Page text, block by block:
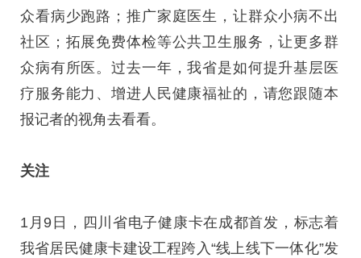
众看病少跑路；推广家庭医生，让群众小病不出
社区；拓展免费体检等公共卫生服务，让更多群
众病有所医。过去一年，我省是如何提升基层医
疗服务能力、增进人民健康福祉的，请您跟随本
报记者的视角去看看。
关注
1月9日，四川省电子健康卡在成都首发，标志着
我省居民健康卡建设工程跨入“线上线下一体化”发